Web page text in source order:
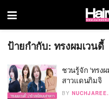
ป้ายกำกับ: ทรงผมเวนดี้
ชวนรู้จัก ‘ทรง
สาวแดนกิมจิ
BY